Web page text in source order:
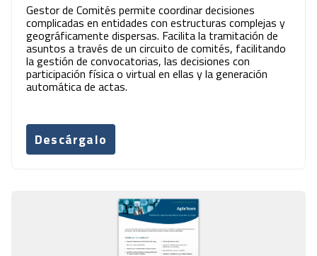
Gestor de Comités permite coordinar decisiones
complicadas en entidades con estructuras complejas y
geográficamente dispersas. Facilita la tramitación de
asuntos a través de un circuito de comités, facilitando
la gestión de convocatorias, las decisiones con
participación física o virtual en ellas y la generación
automática de actas.
Descárgalo